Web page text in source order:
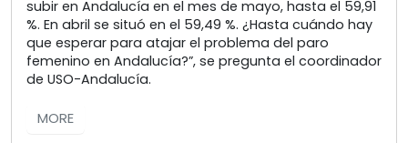
subir en Andalucía en el mes de mayo, hasta el 59,91
%. En abril se situó en el 59,49 %. ¿Hasta cuándo hay
que esperar para atajar el problema del paro
femenino en Andalucía?”, se pregunta el coordinador
de USO-Andalucía.
MORE